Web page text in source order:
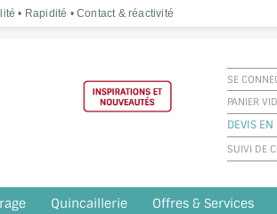
• Rapidité • Contact & réactivité
SE
PANIER
DEVIS EN
SUIVI DE
Quincaillerie Offres & Services